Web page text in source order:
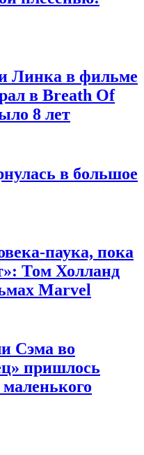
Линка в фильме
в Breath Of
8 лет
в большое
паука, пока
Том Холланд
Marvel
Сэма во
пришлось